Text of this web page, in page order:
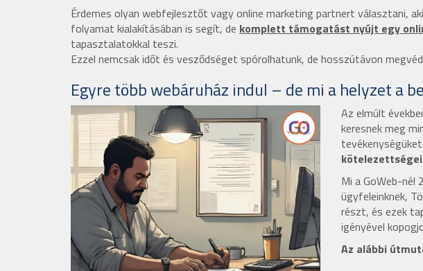
Érdemes olyan webfejlesztőt vagy online marketing partnert választani,
folyamat kialakításában is segít, de komplett támogatást nyújt egy
tapasztalatokkal teszi.
Ezzel nemcsak időt és vesződséget spórolhatunk, de hosszútávon
Egyre több webáruház indul – de mi a helyzet a
Az elmúlt
keresnek meg
Mi a GoWeb-
ügyfeleinknek,
részt, és ezek
igényével
Az alábbi